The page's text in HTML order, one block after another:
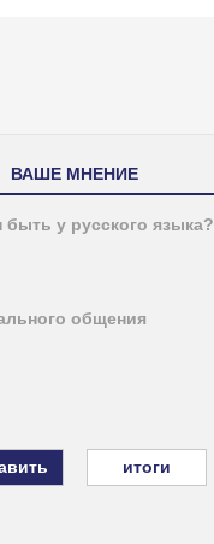
ВАШЕ МНЕНИЕ
быть у русского языка?
общения
итоги